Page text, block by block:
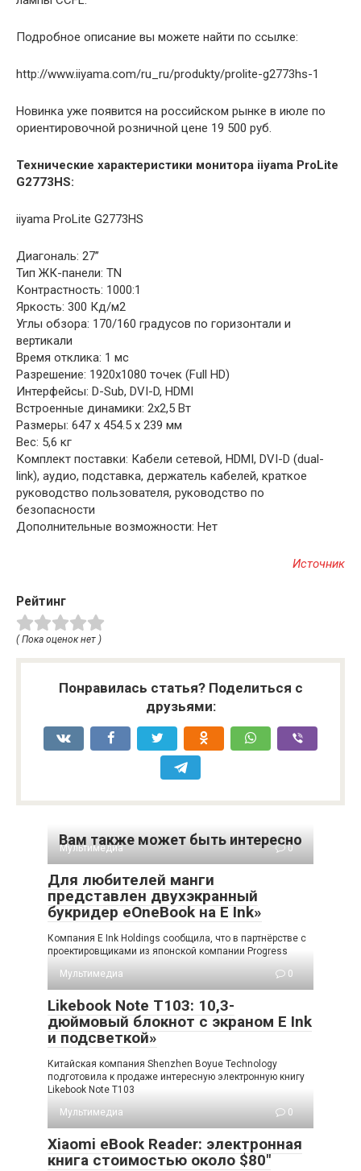
Подробное описание вы можете найти по ссылке:
http://www.iiyama.com/ru_ru/produkty/prolite-g2773hs-1
Новинка уже появится на российском рынке в июле по
ориентировочной розничной цене 19 500 руб.
Технические характеристики монитора iiyama ProLite
G2773HS:
iiyama ProLite G2773HS
Диагональ: 27’’
Тип ЖК-панели: TN
Контрастность: 1000:1
Яркость: 300 Кд/м2
Углы обзора: 170/160 градусов по горизонтали и
вертикали
Время отклика: 1 мс
Разрешение: 1920х1080 точек (Full HD)
Интерфейсы: D-Sub, DVI-D, HDMI
Встроенные динамики: 2х2,5 Вт
Размеры: 647 x 454.5 x 239 мм
Вес: 5,6 кг
Комплект поставки: Кабели сетевой, HDMI, DVI-D (dual-
link), аудио, подставка, держатель кабелей, краткое
руководство пользователя, руководство по
безопасности
Дополнительные возможности: Нет
Источник
Рейтинг
( Пока оценок нет )
Понравилась статья? Поделиться с
друзьями:
Вам также может быть интересно
Мультимедиа 0
Для любителей манги
представлен двухэкранный
букридер eOneBook на E Ink»
Компания E Ink Holdings сообщила, что в партнёрстве с
проектировщиками из японской компании Progress
Мультимедиа
0
Likebook Note T103: 10,3-
дюймовый блокнот с экраном E Ink
и подсветкой»
Китайская компания Shenzhen Boyue Technology
подготовила к продаже интересную электронную книгу
Likebook Note T103
Мультимедиа
0
Xiaomi eBook Reader: электронная
книга стоимостью около $80″